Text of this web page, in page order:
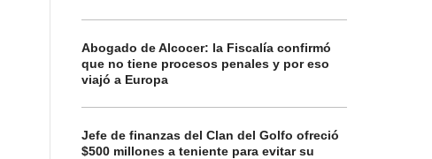
Abogado de Alcocer: la Fiscalía confirmó
que no tiene procesos penales y por eso
viajó a Europa
Jefe de finanzas del Clan del Golfo ofreció
$500 millones a teniente para evitar su